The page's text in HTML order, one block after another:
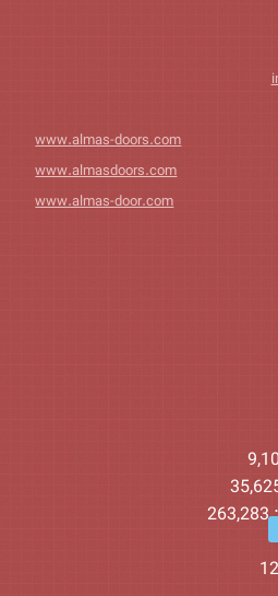
www.almas-doors.com
www.almasdoors.com
www.almas-door.com
263,283